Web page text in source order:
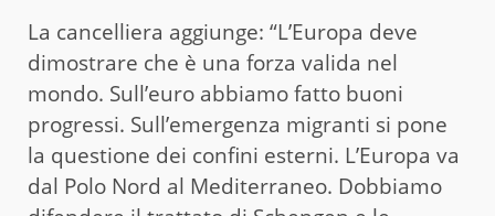
La cancelliera aggiunge: “L’Europa deve
dimostrare che è una forza valida nel
mondo. Sull’euro abbiamo fatto buoni
progressi. Sull’emergenza migranti si pone
la questione dei confini esterni. L’Europa va
dal Polo Nord al Mediterraneo. Dobbiamo